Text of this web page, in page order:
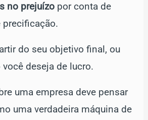
no prejuízo por conta de
do seu objetivo final, ou
deseja de lucro.
uma empresa deve pensar
uma verdadeira máquina de